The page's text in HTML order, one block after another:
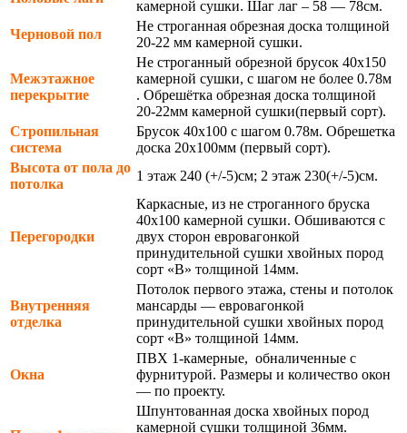
камерной сушки. Шаг лаг – 58 — 78см.
Черновой пол
Не строганная обрезная доска толщиной
20-22 мм камерной сушки.
Межэтажное
перекрытие
Не строганный обрезной брусок 40х150
камерной сушки, с шагом не более 0.78м
. Обрешётка обрезная доска толщиной
20-22мм камерной сушки(первый сорт).
Стропильная
система
Брусок 40х100 с шагом 0.78м. Обрешетка
доска 20х100мм (первый сорт).
Высота от пола до
потолка
1 этаж 240 (+/-5)см; 2 этаж 230(+/-5)см.
Перегородки
Каркасные, из не строганного бруска
40х100 камерной сушки. Обшиваются с
двух сторон евровагонкой
принудительной сушки хвойных пород
сорт «В» толщиной 14мм.
Внутренняя
отделка
Потолок первого этажа, стены и потолок
мансарды — евровагонкой
принудительной сушки хвойных пород
сорт «В» толщиной 14мм.
Окна
ПВХ 1-камерные, обналиченные с
фурнитурой. Размеры и количество окон
— по проекту.
Шпунтованная доска хвойных пород
камерной сушки толщиной 36мм.